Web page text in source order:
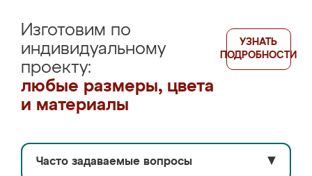
Изготовим по
индивидуальному
проекту:
любые размеры, цвета
и материалы
УЗНАТЬ
ПОДРОБНОСТИ
Часто задаваемые вопросы ▼